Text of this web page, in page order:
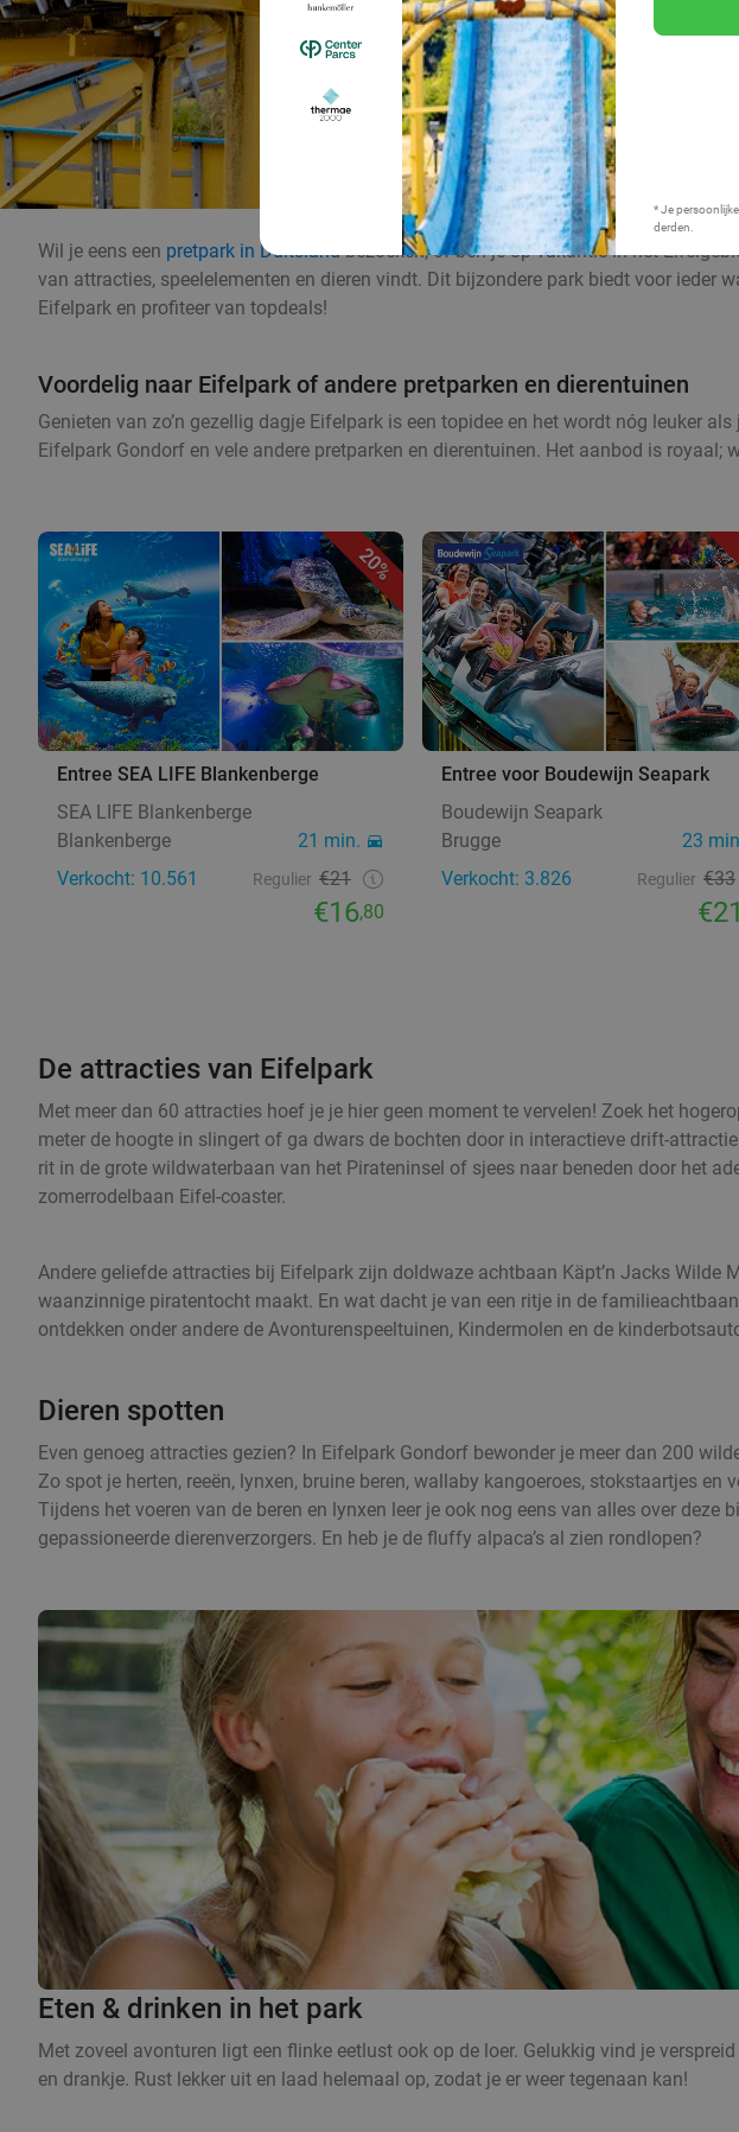
* Je
derden.
Wil je eens een pretpark in Duitslandbezoeken, of ben je op vakantie in het
van attracties, speelelementen en dieren vindt. Dit bijzondere park biedt voor ieder
Eifelpark en profiteer van topdeals!
Voordelig naar Eifelpark of andere pretparken en dierentuinen
Genieten van zo’n gezellig dagje Eifelpark is een topidee en het wordt nóg leuker
Eifelpark Gondorf en vele andere pretparken en dierentuinen. Het aanbod is royaal;
20%
Entree SEA LIFE Blankenberge
SEA LIFE Blankenberge
Blankenberge
21 min.
Verkocht: 10.561
Regulier €21
€16,80
Entree voor Boudewijn Seapark
Boudewijn Seapark
Brugge
23
Verkocht: 3.826
Regulier €33
€21
De attracties van Eifelpark
Met meer dan 60 attracties hoef je je hier geen moment te vervelen! Zoek het
meter de hoogte in slingert of ga dwars de bochten door in interactieve drift-
rit in de grote wildwaterbaan van het Pirateninsel of sjees naar beneden door het
zomerrodelbaan Eifel-coaster.
Andere geliefde attracties bij Eifelpark zijn doldwaze achtbaan Käpt’n Jacks
waanzinnige piratentocht maakt. En wat dacht je van een ritje in de
ontdekken onder andere de Avonturenspeeltuinen, Kindermolen en de
Dieren spotten
Even genoeg attracties gezien? In Eifelpark Gondorf bewonder je meer dan 200
Zo spot je herten, reeën, lynxen, bruine beren, wallaby kangoeroes, stokstaartjes en
Tijdens het voeren van de beren en lynxen leer je ook nog eens van alles over deze
gepassioneerde dierenverzorgers. En heb je de fluffy alpaca’s al zien rondlopen?
Eten & drinken in het park
Met zoveel avonturen ligt een flinke eetlust ook op de loer. Gelukkig vind je
en drankje. Rust lekker uit en laad helemaal op, zodat je er weer tegenaan kan!